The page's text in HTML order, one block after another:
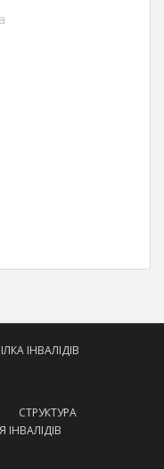
ІНВАЛІДІВ
СТРУКТУРА